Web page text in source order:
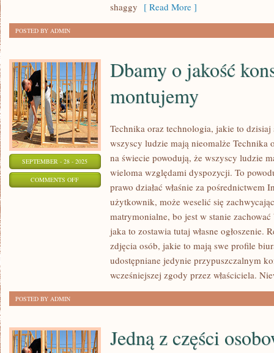
DOMOWYM
MOŻE
ZAGOSPODAROWAĆ
SPECJALNE
shaggy [ Read More ]
POSTED BY ADMIN
SEPTEMBER - 28 - 2025
COMMENTS OFFON
Dbamy o jakość
montujemy
Technika oraz technologia, jakie to dzisiaj
wszyscy ludzie mają nieomalże Technika
na świecie powodują, że wszyscy ludzie
wieloma względami dyspozycji. To
prawo działać właśnie za
użytkownik, może weselić się
matrymonialne, bo jest w stanie
jaka to zostawia tutaj własne ogłoszenie.
zdjęcia osób, jakie to mają swe profile
udostępniane jedynie przypuszczalnym
wcześniejszej zgody przez właściciela.
POSTED BY ADMIN
Jedną z części